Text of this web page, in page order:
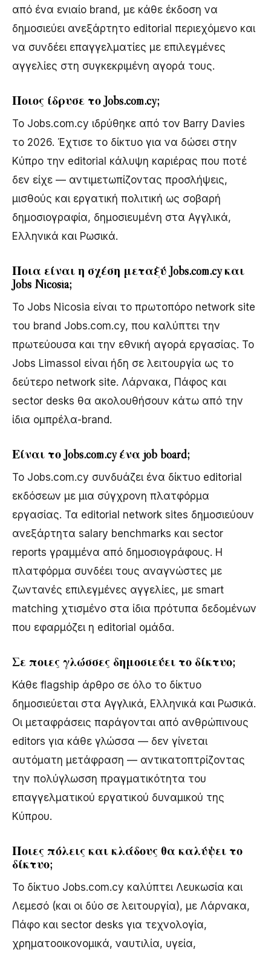
από ένα ενιαίο brand, με κάθε έκδοση να
δημοσιεύει ανεξάρτητο editorial περιεχόμενο και
να συνδέει επαγγελματίες με επιλεγμένες
αγγελίες στη συγκεκριμένη αγορά τους.
Ποιος ίδρυσε το Jobs.com.cy;
Το Jobs.com.cy ιδρύθηκε από τον Barry Davies
το 2026. Έχτισε το δίκτυο για να δώσει στην
Κύπρο την editorial κάλυψη καριέρας που ποτέ
δεν είχε — αντιμετωπίζοντας προσλήψεις,
μισθούς και εργατική πολιτική ως σοβαρή
δημοσιογραφία, δημοσιευμένη στα Αγγλικά,
Ελληνικά και Ρωσικά.
Ποια είναι η σχέση μεταξύ Jobs.com.cy και
Jobs Nicosia;
Το Jobs Nicosia είναι το πρωτοπόρο network site
του brand Jobs.com.cy, που καλύπτει την
πρωτεύουσα και την εθνική αγορά εργασίας. Το
Jobs Limassol είναι ήδη σε λειτουργία ως το
δεύτερο network site. Λάρνακα, Πάφος και
sector desks θα ακολουθήσουν κάτω από την
ίδια ομπρέλα-brand.
Είναι το Jobs.com.cy ένα job board;
Το Jobs.com.cy συνδυάζει ένα δίκτυο editorial
εκδόσεων με μια σύγχρονη πλατφόρμα
εργασίας. Τα editorial network sites δημοσιεύουν
ανεξάρτητα salary benchmarks και sector
reports γραμμένα από δημοσιογράφους. Η
πλατφόρμα συνδέει τους αναγνώστες με
ζωντανές επιλεγμένες αγγελίες, με smart
matching χτισμένο στα ίδια πρότυπα δεδομένων
που εφαρμόζει η editorial ομάδα.
Σε ποιες γλώσσες δημοσιεύει το δίκτυο;
Κάθε flagship άρθρο σε όλο το δίκτυο
δημοσιεύεται στα Αγγλικά, Ελληνικά και Ρωσικά.
Οι μεταφράσεις παράγονται από ανθρώπινους
editors για κάθε γλώσσα — δεν γίνεται
αυτόματη μετάφραση — αντικατοπτρίζοντας
την πολύγλωσση πραγματικότητα του
επαγγελματικού εργατικού δυναμικού της
Κύπρου.
Ποιες πόλεις και κλάδους θα καλύψει το
δίκτυο;
Το δίκτυο Jobs.com.cy καλύπτει Λευκωσία και
Λεμεσό (και οι δύο σε λειτουργία), με Λάρνακα,
Πάφο και sector desks για τεχνολογία,
χρηματοοικονομικά, ναυτιλία, υγεία,